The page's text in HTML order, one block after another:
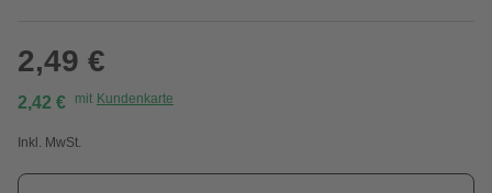
2,49 €
2,42 € mit Kundenkarte
Inkl. MwSt.